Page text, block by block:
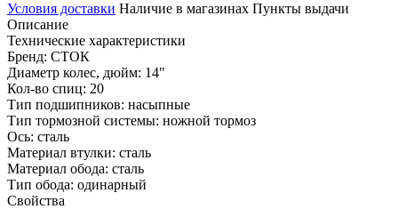
Условия доставки Наличие в магазинах Пункты выдачи
Описание
Технические характеристики
Бренд: СТОК
Диаметр колес, дюйм: 14"
Кол-во спиц: 20
Тип подшипников: насыпные
Тип тормозной системы: ножной тормоз
Ось: сталь
Материал втулки: сталь
Материал обода: сталь
Тип обода: одинарный
Свойства